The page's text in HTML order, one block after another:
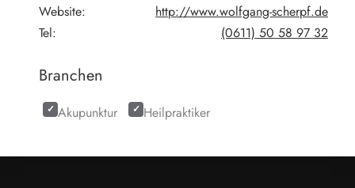
Website:
http://www.wolfgang-scherpf.de
Tel:
(0611) 50 58 97 32
Branchen
Akupunktur Heilpraktiker